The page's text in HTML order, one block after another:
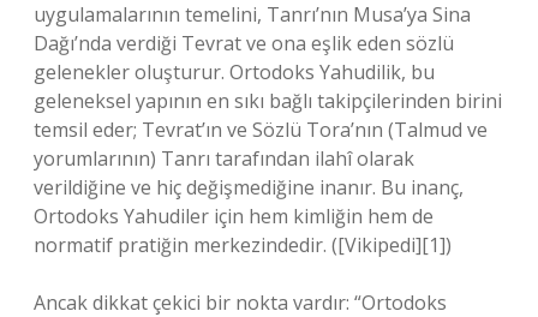
uygulamalarının temelini, Tanrı’nın Musa’ya Sina
Dağı’nda verdiği Tevrat ve ona eşlik eden sözlü
gelenekler oluşturur. Ortodoks Yahudilik, bu
geleneksel yapının en sıkı bağlı takipçilerinden birini
temsil eder; Tevrat’ın ve Sözlü Tora’nın (Talmud ve
yorumlarının) Tanrı tarafından ilahî olarak
verildiğine ve hiç değişmediğine inanır. Bu inanç,
Ortodoks Yahudiler için hem kimliğin hem de
normatif pratiğin merkezindedir. ([Vikipedi][1])
Ancak dikkat çekici bir nokta vardır: “Ortodoks